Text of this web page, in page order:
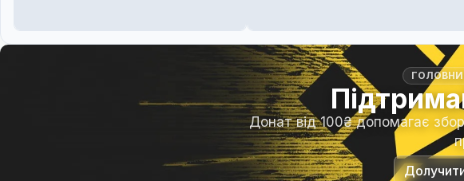
Донат від 100₴ допомагає